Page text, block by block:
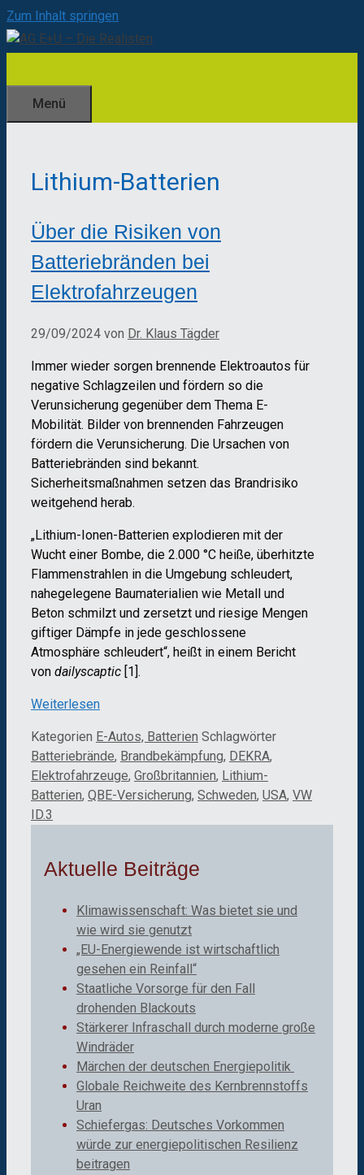
Zum Inhalt springen
Menü
Lithium-Batterien
Über die Risiken von
Batteriebränden bei
Elektrofahrzeugen
29/09/2024 von Dr. Klaus Tägder
Immer wieder sorgen brennende Elektroautos für
negative Schlagzeilen und fördern so die
Verunsicherung gegenüber dem Thema E-
Mobilität. Bilder von brennenden Fahrzeugen
fördern die Verunsicherung. Die Ursachen von
Batteriebränden sind bekannt.
Sicherheitsmaßnahmen setzen das Brandrisiko
weitgehend herab.
„Lithium-Ionen-Batterien explodieren mit der
Wucht einer Bombe, die 2.000 °C heiße, überhitzte
Flammenstrahlen in die Umgebung schleudert,
nahegelegene Baumaterialien wie Metall und
Beton schmilzt und zersetzt und riesige Mengen
giftiger Dämpfe in jede geschlossene
Atmosphäre schleudert“, heißt in einem Bericht
von dailyscaptic [1].
Weiterlesen
Kategorien E-Autos, Batterien Schlagwörter
Batteriebrände, Brandbekämpfung, DEKRA,
Elektrofahrzeuge, Großbritannien, Lithium-
Batterien, QBE-Versicherung, Schweden, USA, VW
ID.3
Aktuelle Beiträge
Klimawissenschaft: Was bietet sie und
wie wird sie genutzt
„EU-Energiewende ist wirtschaftlich
gesehen ein Reinfall“
Staatliche Vorsorge für den Fall
drohenden Blackouts
Stärkerer Infraschall durch moderne große
Windräder
Märchen der deutschen Energiepolitik
Globale Reichweite des Kernbrennstoffs
Uran
Schiefergas: Deutsches Vorkommen
würde zur energiepolitischen Resilienz
beitragen